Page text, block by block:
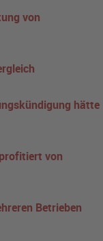
von
hätte
von
Betrieben